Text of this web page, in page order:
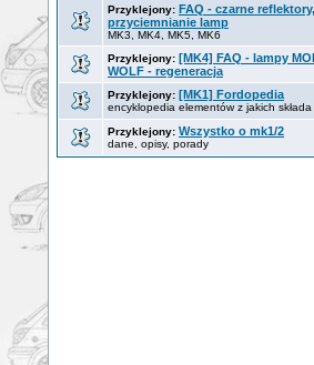
Przyklejony: FAQ - czarne
przyciemnianie lamp
MK3, MK4, MK5, MK6
Przyklejony: [MK4] FAQ - lampy
WOLF - regeneracja
Przyklejony: [MK1] Fordopedia
encyklopedia elementów z jakich składa
Przyklejony: Wszystko o mk1/2
dane, opisy, porady